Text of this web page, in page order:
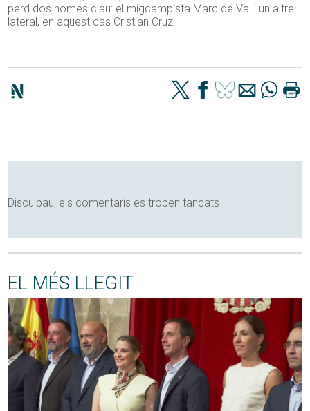
perd dos homes clau: el migcampista Marc de Val i un altre
lateral, en aquest cas Cristian Cruz.
Disculpau, els comentaris es troben tancats
EL MÉS LLEGIT